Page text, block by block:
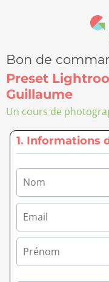
Bon de
Preset
Guillaume
Un cours de
1. Informations